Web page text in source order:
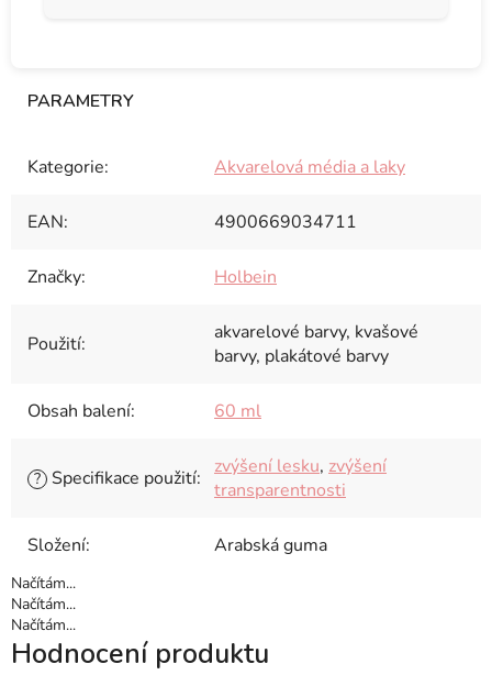
Kategorie: Akvarelová média a laky
EAN: 4900669034711
Značky: Holbein
Použití:
akvarelové barvy, kvašové
barvy, plakátové barvy
Obsah balení: 60 ml
? Specifikace použití: zvýšení lesku, zvýšení
transparentnosti
Složení: Arabská guma
Načítám...
Načítám...
Načítám...
Hodnocení produktu